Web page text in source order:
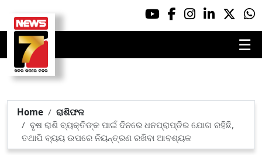
☰
Home
ରାଶିଫଳ
ବୃଷ ରାଶି ବ୍ୟକ୍ତିଙ୍କ ପାଇଁ ଦିନରେ ଧନପ୍ରାପ୍ତିର ଯୋଗ ରହିଛି,
ତଥାପି ବ୍ୟୟ ଉପରେ ନିୟନ୍ତ୍ରଣ ରଖିବା ଆବଶ୍ୟକ